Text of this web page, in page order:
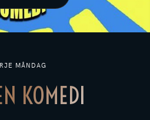
MÅNDAG
KOMEDI